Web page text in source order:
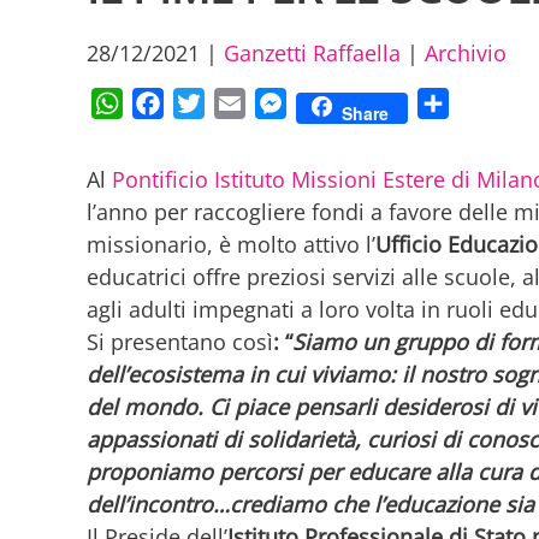
28/12/2021 | Ganzetti Raffaella | Archivio
WhatsAppFacebookTwitterEmail Messenger
Share
Al Pontificio Istituto Missioni Estere di
l’anno per raccogliere fondi a favore delle
missionario, è molto attivo l’Ufficio
educatrici offre preziosi servizi alle scuole,
agli adulti impegnati a loro volta in ruoli
Si presentano così: “Siamo un gruppo di
dell’ecosistema in cui viviamo: il nostro
del mondo. Ci piace pensarli desiderosi di
appassionati di solidarietà, curiosi di
proponiamo percorsi per educare alla cura
dell’incontro…crediamo che l’educazione